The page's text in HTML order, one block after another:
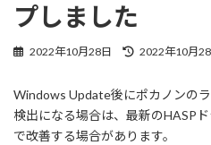
プしました
2022年10月28日
最
新
日
時
2022年10月
Windows Update後にポカノンの
検出になる場合は、最新のHASP
で改善する場合があります。